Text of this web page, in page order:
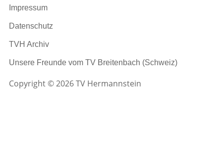
Impressum
Datenschutz
TVH Archiv
Unsere Freunde vom TV Breitenbach (Schweiz)
Copyright © 2026 TV Hermannstein